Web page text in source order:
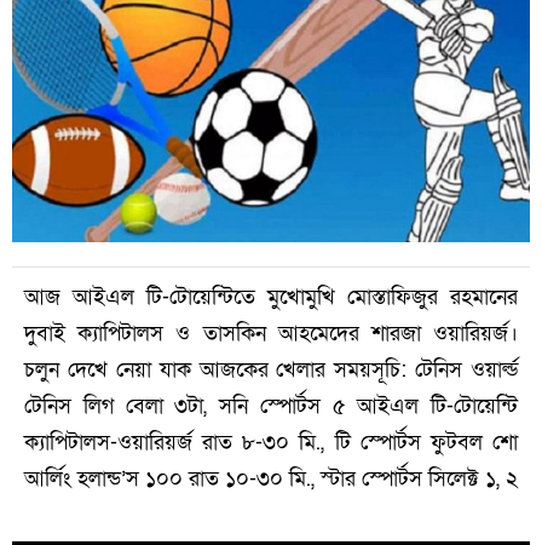
আজ আইএল টি-টোয়েন্টিতে মুখোমুখি মোস্তাফিজুর রহমানের
দুবাই ক্যাপিটালস ও তাসকিন আহমেদের শারজা ওয়ারিয়র্জ।
চলুন দেখে নেয়া যাক আজকের খেলার সময়সূচি: টেনিস ওয়ার্ল্ড
টেনিস লিগ বেলা ৩টা, সনি স্পোর্টস ৫ আইএল টি-টোয়েন্টি
ক্যাপিটালস-ওয়ারিয়র্জ রাত ৮-৩০ মি., টি স্পোর্টস ফুটবল শো
আর্লিং হলান্ড’স ১০০ রাত ১০-৩০ মি., স্টার স্পোর্টস সিলেক্ট ১, ২